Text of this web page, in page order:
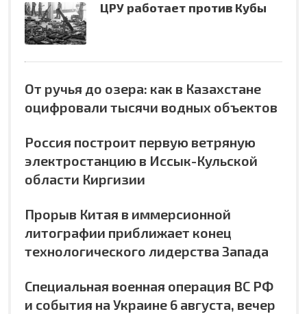
ЦРУ работает против Кубы
От ручья до озера: как в Казахстане
оцифровали тысячи водных объектов
Россия построит первую ветряную
электростанцию в Иссык-Кульской
области Киргизии
Прорыв Китая в иммерсионной
литографии приближает конец
технологического лидерства Запада
Специальная военная операция ВС РФ
и события на Украине 6 августа, вечер